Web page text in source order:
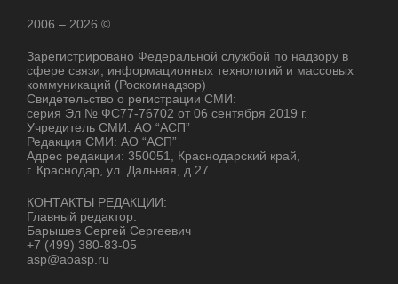
2006 – 2026 ©
Зарегистрировано Федеральной службой по надзору в
сфере связи, информационных технологий и массовых
коммуникаций (Роскомнадзор)
Свидетельство о регистрации СМИ:
серия Эл № ФС77-76702 от 06 сентября 2019 г.
Учредитель СМИ: АО “АСП”
Редакция СМИ: АО “АСП”
Адрес редакции: 350051, Краснодарский край,
г. Краснодар, ул. Дальняя, д.27
КОНТАКТЫ РЕДАКЦИИ:
Главный редактор:
Барышев Сергей Сергеевич
+7 (499) 380-83-05
asp@aoasp.ru